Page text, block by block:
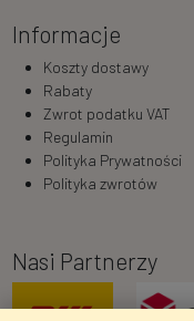
Informacje
Koszty dostawy
Rabaty
Zwrot podatku VAT
Regulamin
Polityka Prywatności
Polityka zwrotów
Nasi Partnerzy